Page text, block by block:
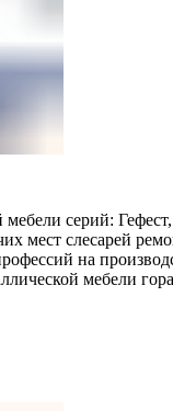
мебели серий:
мест слесарей
на
мебели